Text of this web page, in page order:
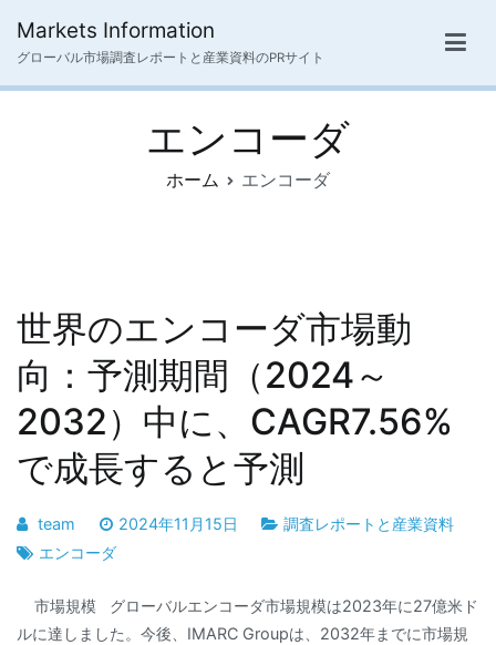
ス
Markets Information
グローバル市場調査レポートと産業資料のPRサイト
エンコーダ
ホーム エンコーダ
世界のエンコーダ市場動
向：予測期間（2024～
2032）中に、CAGR7.56%
で成長すると予測
team 2024年11月15日
調査レポートと産業資料
エンコーダ
市場規模 グローバルエンコーダ市場規模は2023年に27億米ド
ルに達しました。今後、IMARC Groupは、2032年までに市場規